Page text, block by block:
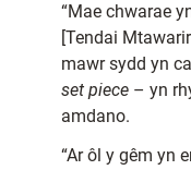
“Mae chwarae
[Tendai
mawr sydd yn
set piece – yn
amdano.
“Ar ôl y gêm yn